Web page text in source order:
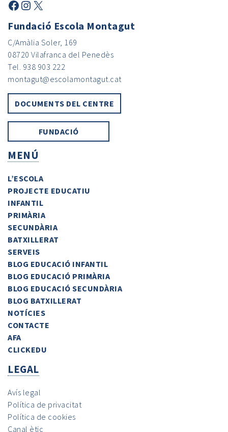
Fundació Escola Montagut
C/Amàlia Soler, 169
08720 Vilafranca del Penedès
Tel. 938 903 222
montagut@escolamontagut.cat
DOCUMENTS DEL CENTRE
FUNDACIÓ
MENÚ
L’ESCOLA
PROJECTE EDUCATIU
INFANTIL
PRIMÀRIA
SECUNDÀRIA
BATXILLERAT
SERVEIS
BLOG EDUCACIÓ INFANTIL
BLOG EDUCACIÓ PRIMÀRIA
BLOG EDUCACIÓ SECUNDÀRIA
BLOG BATXILLERAT
NOTÍCIES
CONTACTE
AFA
CLICKEDU
LEGAL
Avís legal
Política de privacitat
Política de cookies
Canal ètic